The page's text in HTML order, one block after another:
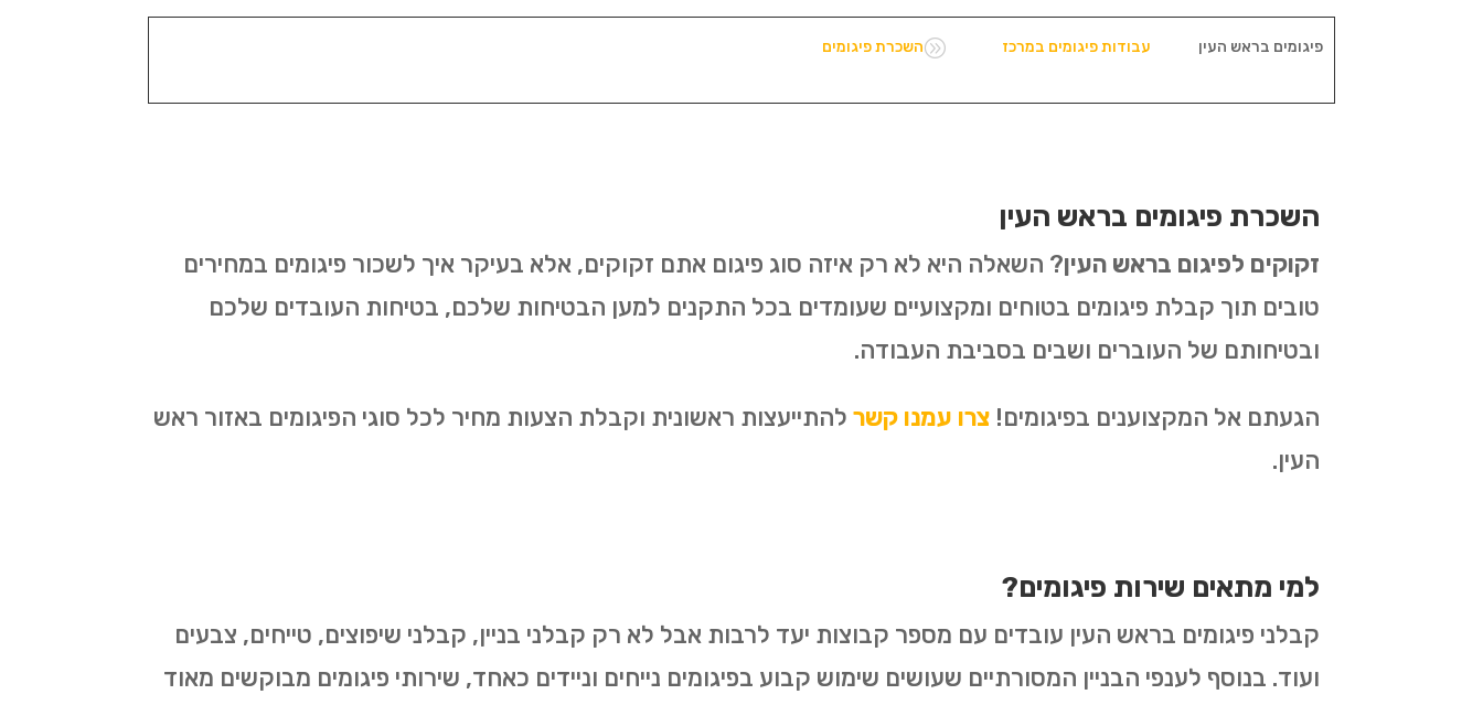
Aהשכרת פיגומים עבודות פיגומים במרכז פיגומים בראש העין
השכרת פיגומים בראש העין
זקוקים לפיגום בראש העין? השאלה היא לא רק איזה סוג פיגום אתם זקוקים, אלא בעיקר איך לשכור פיגומים במחירים
טובים תוך קבלת פיגומים בטוחים ומקצועיים שעומדים בכל התקנים למען הבטיחות שלכם, בטיחות העובדים שלכם
ובטיחותם של העוברים ושבים בסביבת העבודה.
הגעתם אל המקצוענים בפיגומים! צרו עמנו קשרלהתייעצות ראשונית וקבלת הצעות מחיר לכל סוגי הפיגומים באזור ראש
העין.
למי מתאים שירות פיגומים?
קבלני פיגומים בראש העין עובדים עם מספר קבוצות יעד לרבות אבל לא רק קבלני בניין, קבלני שיפוצים, טייחים, צבעים
ועוד. בנוסף לענפי הבניין המסורתיים שעושים שימוש קבוע בפיגומים נייחים וניידים כאחד, שירותי פיגומים מבוקשים מאוד